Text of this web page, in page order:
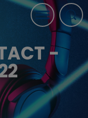
-